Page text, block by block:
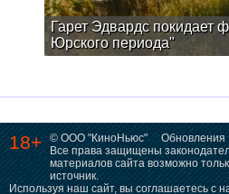
Гарет Эдвардс покидает
Юрского периода"
18+ © ООО "КиноНьюс"
Обновления
Все права защищены
материалов сайта возможно
источник.
Используя наш сайт, вы соглашаетесь с